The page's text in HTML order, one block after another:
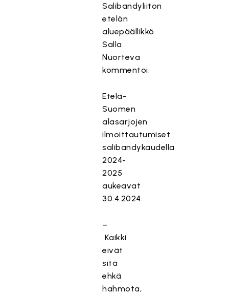
Salibandyliiton
etelän
aluepäällikkö
Salla
Nuorteva
kommentoi.
Etelä-
Suomen
alasarjojen
ilmoittautumiset
salibandykaudella
2024-
2025
aukeavat
30.4.2024.
–
Kaikki
eivät
sitä
ehkä
hahmota,